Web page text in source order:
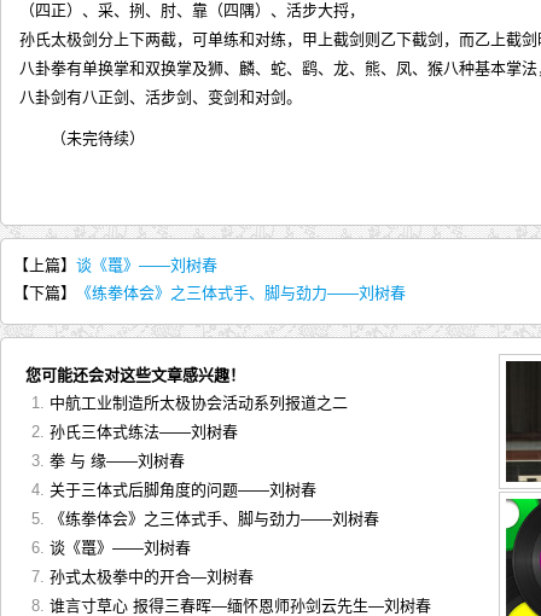
（四正）、采、挒、肘、靠（四隅）、活步大捋，
孙氏太极剑分上下两截，可单练和对练，甲上截剑则乙下截剑，而乙上截
八卦拳有单换掌和双换掌及狮、麟、蛇、鹞、龙、熊、凤、猴八种基本掌
八卦剑有八正剑、活步剑、变剑和对剑。
（未完待续）
【上篇】 谈《鼍》——刘树春
【下篇】
《练拳体会》之三体式手、脚与劲力——刘树春
您可能还会对这些文章感兴趣！
中航工业制造所太极协会活动系列报道之二
孙氏三体式练法——刘树春
拳 与 缘——刘树春
关于三体式后脚角度的问题——刘树春
《练拳体会》之三体式手、脚与劲力——刘树春
谈《鼍》——刘树春
孙式太极拳中的开合—刘树春
谁言寸草心 报得三春晖—缅怀恩师孙剑云先生—刘树春